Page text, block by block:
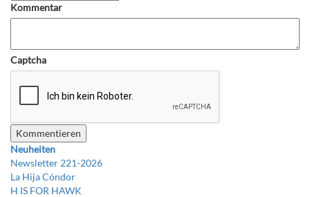
Kommentar
Captcha
Neuheiten
Newsletter 221-2026
La Hija Cóndor
H IS FOR HAWK